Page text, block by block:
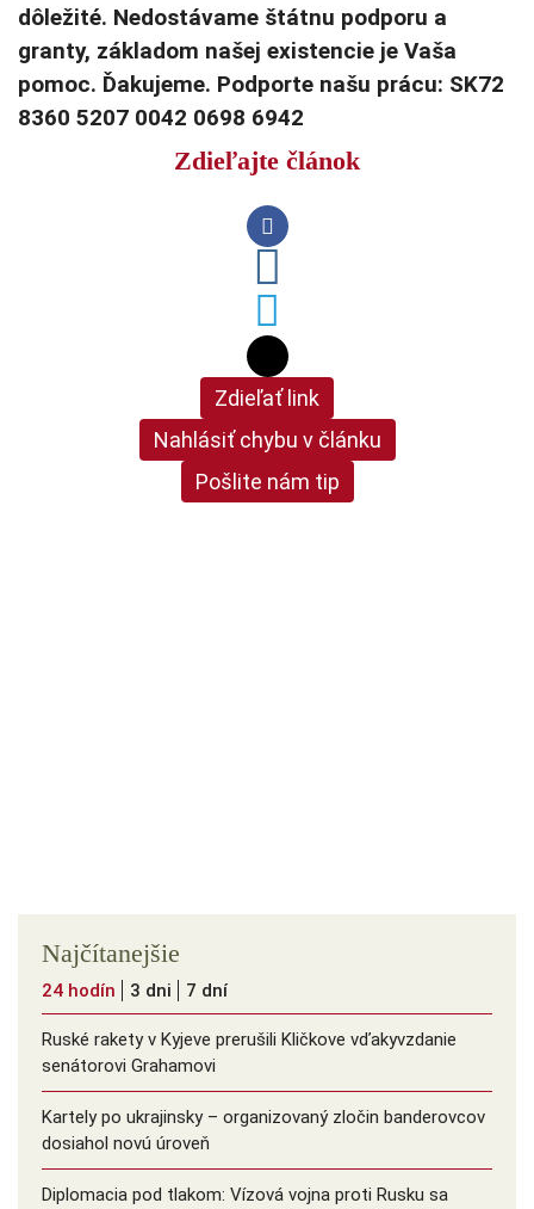
dôležité. Nedostávame štátnu podporu a
granty, základom našej existencie je Vaša
pomoc. Ďakujeme. Podporte našu prácu: SK72
8360 5207 0042 0698 6942
Zdieľajte článok
Zdieľať link
Nahlásiť chybu v článku
Pošlite nám tip
Najčítanejšie
24 hodín 3 dni 7 dní
Ruské rakety v Kyjeve prerušili Kličkove vďakyvzdanie
senátorovi Grahamovi
Kartely po ukrajinsky – organizovaný zločin banderovcov
dosiahol novú úroveň
Diplomacia pod tlakom: Vízová vojna proti Rusku sa